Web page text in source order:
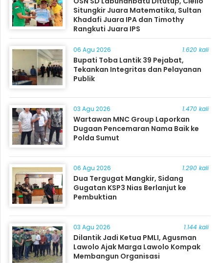
Situngkir Juara Matematika, Sultan
Khadafi Juara IPA dan Timothy
Rangkuti Juara IPS
06 Agu 2026 1.620 kali
Bupati Toba Lantik 39 Pejabat,
Tekankan Integritas dan Pelayanan
Publik
03 Agu 2026 1.470 kali
Wartawan MNC Group Laporkan
Dugaan Pencemaran Nama Baik ke
Polda Sumut
06 Agu 2026 1.290 kali
Dua Tergugat Mangkir, Sidang
Gugatan KSP3 Nias Berlanjut ke
Pembuktian
03 Agu 2026 1.144 kali
Dilantik Jadi Ketua PMLI, Agusman
Lawolo Ajak Marga Lawolo Kompak
Membangun Organisasi